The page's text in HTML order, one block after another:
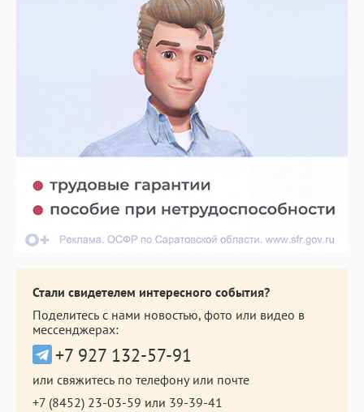
Стали свидетелем интересного события?
Поделитесь с нами новостью, фото или видео в
мессенджерах:
+7 927 132-57-91
или свяжитесь по телефону или почте
+7 (8452) 23-03-59 или 39-39-41